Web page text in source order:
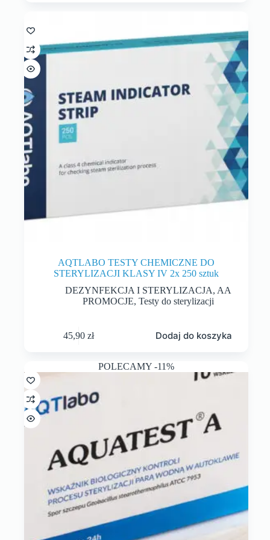
AQTLABO TESTY CHEMICZNE DO
STERYLIZACJI KLASY IV 2x 250 sztuk
DEZYNFEKCJA I STERYLIZACJA, AA
PROMOCJE,Testy do sterylizacji
45,90zł Dodaj do koszyka
POLECAMY -11%